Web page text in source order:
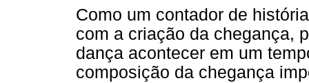
Como um contador de
com a criação da chegança,
dança acontecer em um
composição da chegança